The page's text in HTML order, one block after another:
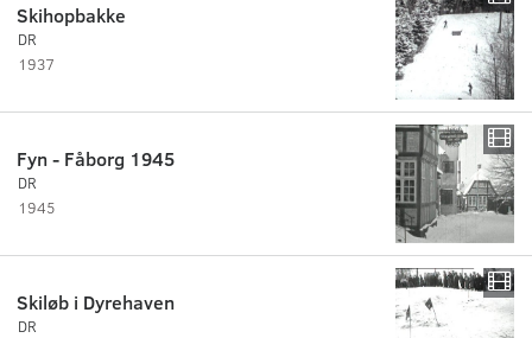
Skihopbakke
DR
1937
Fyn - Fåborg 1945
DR
1945
Skiløb i Dyrehaven
DR